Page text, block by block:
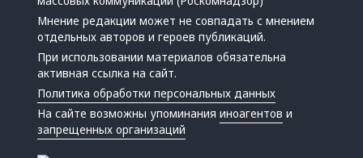
Мнение редакции может не совпадать с мнением
отдельных авторов и героев публикаций.
При использовании материалов обязательна
активная ссылка на сайт.
Политика обработки персональных данных
На сайте возможны упоминанияиноагентов и
запрещенных организаций